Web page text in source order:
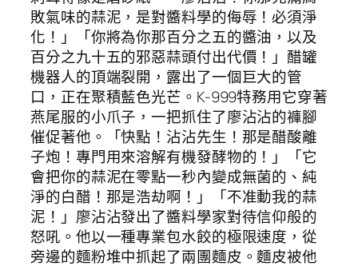
敗氣味的蒜泥，是對醬料學的侮辱！必須淨
化！」「你將為你那百分之五的醬油，以及
百分之九十五的邪惡蒜頭付出代價！」醋罐
機器人的頂端裂開，露出了一個巨大的管
口，正在聚積藍色光芒。K-999特務用它穿著
燕尾服的小爪子，一把抓住了廖沾沾的褲腳
催促著他。「快點！沾沾先生！那是醋酸離
子炮！專門用來溶解有機發酵物的！」「它
會把你的蒜泥在零點一秒內變成無菌的、純
淨的白醋！那是浩劫啊！」「不准動我的蒜
泥！」廖沾沾發出了醬料學家對待信仰般的
怒吼。他以一種專業包水餃的極限速度，從
旁邊的麵粉堆中抓起了兩團麵皮。麵皮被他